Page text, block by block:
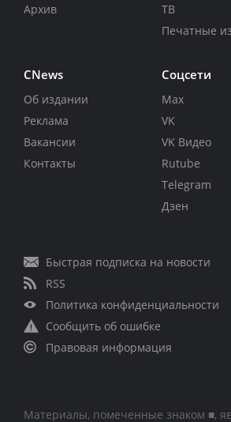
Архив
ТВ
Печатные
CNews
Об издании
Реклама
Вакансии
Контакты
Соцсети
Max
VK
VK Видео
Rutube
Telegram
Дзен
Быстрая подписка на новости
RSS
Политика конфиденциальности
Сообщить об ошибке
Правовая информация
Материалы, помеченные знаком ■,